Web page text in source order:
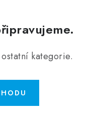
kategorie.